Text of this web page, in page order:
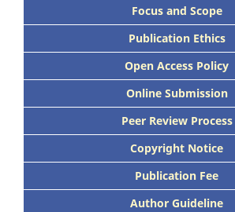
Focus and Scope
Publication Ethics
Open Access Policy
Online Submission
Peer Review Process
Copyright Notice
Publication Fee
Author Guideline